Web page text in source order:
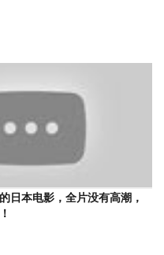
日本电影，全片没有高潮，